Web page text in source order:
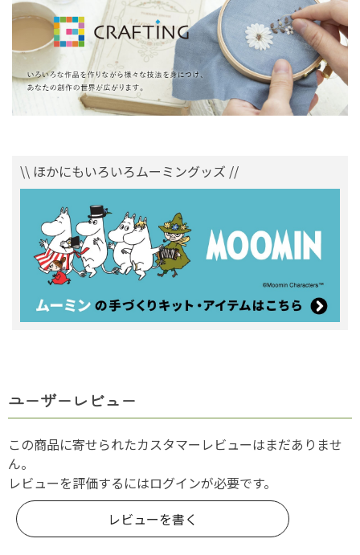
\\ ほかにもいろいろムーミングッズ //
ユーザーレビュー
この商品に寄せられたカスタマーレビューはまだありませ
ん。
レビューを評価するにはログインが必要です。
レビューを書く